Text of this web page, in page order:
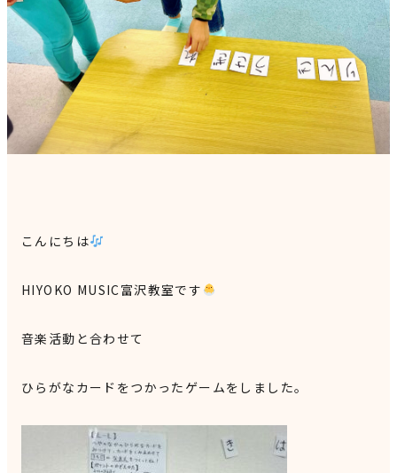
見学申込・お問合せ
こんにちは
HIYOKO MUSIC富沢教室です
音楽活動と合わせて
ひらがなカードをつかったゲームをしました。